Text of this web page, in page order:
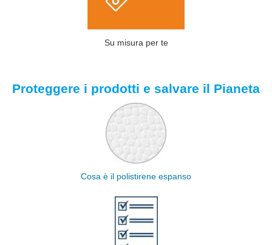
Su misura per te
Proteggere i prodotti e salvare il Pianeta
Cosa è il polistirene espanso